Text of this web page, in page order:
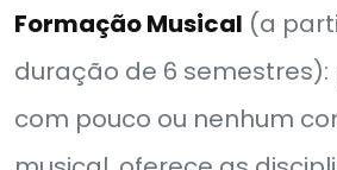
Formação Musical (a
duração de 6
com pouco ou nenhum